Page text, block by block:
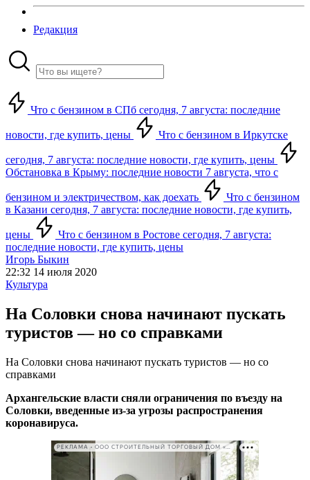
Редакция
Что с бензином в СПб сегодня, 7 августа: последние
новости, где купить, цены Что с бензином в Иркутске
сегодня, 7 августа: последние новости, где купить, цены
Обстановка в Крыму: последние новости 7 августа, что с
бензином и электричеством, как доехать
Что с бензином
в Казани сегодня, 7 августа: последние новости, где купить,
цены
Что с бензином в Ростове сегодня, 7 августа:
последние новости, где купить, цены
Игорь Быкин
22:32 14 июля 2020
Культура
На Соловки снова начинают пускать
туристов — но со справками
На Соловки снова начинают пускать туристов — но со
справками
Архангельские власти сняли ограничения по въезду на
Соловки, введенные из-за угрозы распространения
коронавируса.
РЕКЛАМА • ООО СТРОИТЕЛЬНЫЙ ТОРГОВЫЙ ДОМ «ПЕТРОВИЧ». ИНН: 7802348846